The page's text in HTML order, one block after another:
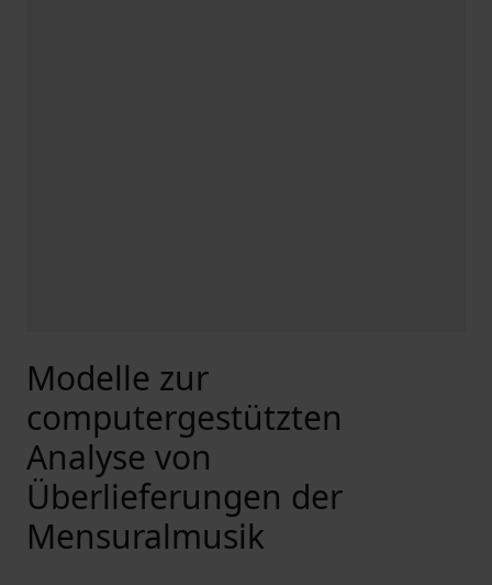
Modelle zur
computergestützten
Analyse von
Überlieferungen der
Mensuralmusik